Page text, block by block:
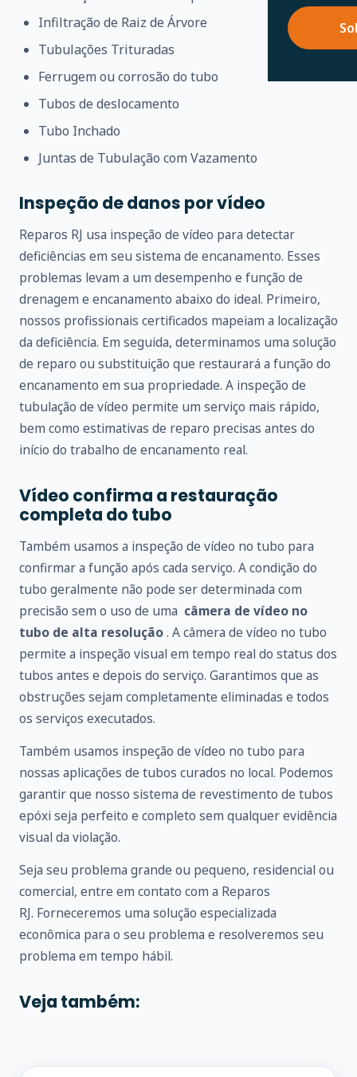
Infiltração de Raiz de Árvore
Tubulações Trituradas
Ferrugem ou corrosão do tubo
Tubos de deslocamento
Tubo Inchado
Juntas de Tubulação com Vazamento
Inspeção de danos por vídeo
Reparos RJ usa inspeção de vídeo para detectar
deficiências em seu sistema de encanamento. Esses
problemas levam a um desempenho e função de
drenagem e encanamento abaixo do ideal. Primeiro,
nossos profissionais certificados mapeiam a localização
da deficiência. Em seguida, determinamos uma solução
de reparo ou substituição que restaurará a função do
encanamento em sua propriedade. A inspeção de
tubulação de vídeo permite um serviço mais rápido,
bem como estimativas de reparo precisas antes do
início do trabalho de encanamento real.
Vídeo confirma a restauração
completa do tubo
Também usamos a inspeção de vídeo no tubo para
confirmar a função após cada serviço. A condição do
tubo geralmente não pode ser determinada com
precisão sem o uso de uma câmera de vídeo no
tubo de alta resolução. A câmera de vídeo no tubo
permite a inspeção visual em tempo real do status dos
tubos antes e depois do serviço. Garantimos que as
obstruções sejam completamente eliminadas e todos
os serviços executados.
Também usamos inspeção de vídeo no tubo para
nossas aplicações de tubos curados no local. Podemos
garantir que nosso sistema de revestimento de tubos
epóxi seja perfeito e completo sem qualquer evidência
visual da violação.
Seja seu problema grande ou pequeno, residencial ou
comercial, entre em contato com a Reparos
RJ. Forneceremos uma solução especializada
econômica para o seu problema e resolveremos seu
problema em tempo hábil.
Veja também: